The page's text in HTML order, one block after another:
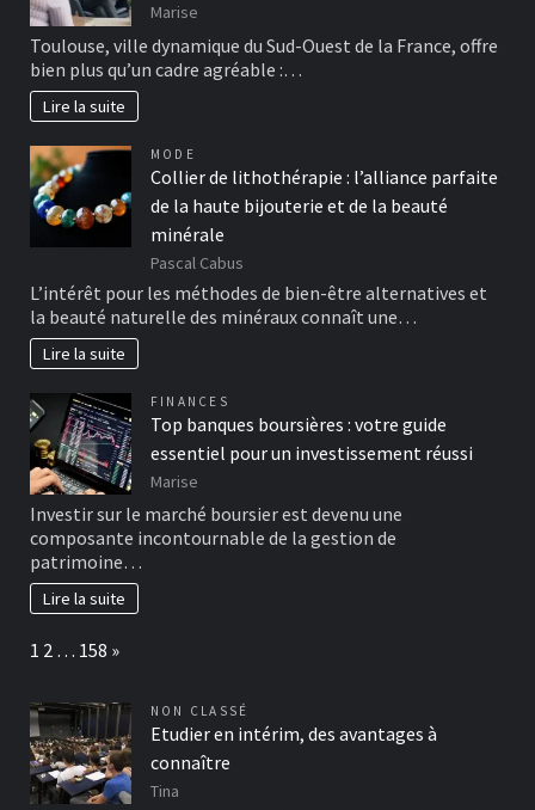
Marise
Toulouse, ville dynamique du Sud-Ouest de la France, offre
bien plus qu’un cadre agréable :…
Lire la suite
MODE
Collier de lithothérapie : l’alliance parfaite
de la haute bijouterie et de la beauté
minérale
Pascal Cabus
L’intérêt pour les méthodes de bien-être alternatives et
la beauté naturelle des minéraux connaît une…
Lire la suite
FINANCES
Top banques boursières : votre guide
essentiel pour un investissement réussi
Marise
Investir sur le marché boursier est devenu une
composante incontournable de la gestion de
patrimoine…
Lire la suite
Page:
1 2 … 158 Next
»
NON CLASSÉ
Etudier en intérim, des avantages à
connaître
Tina